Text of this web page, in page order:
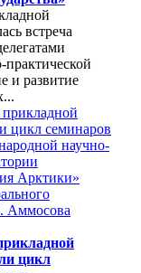
встреча
и развитие
цикл